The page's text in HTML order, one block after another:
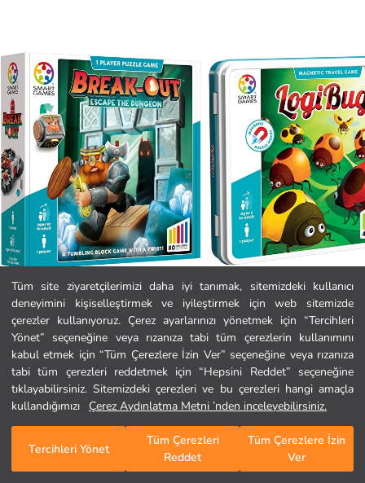
Tüm site ziyaretçilerimizi daha iyi tanımak, sitemizdeki kullanıcı
deneyimini kişiselleştirmek ve iyileştirmek için web sitemizde
çerezler kullanıyoruz. Çerez ayarlarınızı yönetmek için “Tercihleri
Yönet” seçeneğine veya rızanıza tabi tüm çerezlerin kullanımını
kabul etmek için “Tüm Çerezlere İzin Ver” seçeneğine veya rızanıza
tabi tüm çerezleri reddetmek için “Hepsini Reddet” seçeneğine
tıklayabilirsiniz. Sitemizdeki çerezleri ve bu çerezleri hangi amaçla
kullandığımızı
Çerez Aydınlatma Metni ’nden inceleyebilirsiniz.
Tercihleri Yönet
Tüm Çerezleri
Reddet
Tüm Çerezlere İzin
Ver
Ana Sayfa
Kategoriler
Sepetim
Smart Games
SmartGames Break-Out - Zindandan Kaçış
1.699,99 TL
Smart Games
SmartGames Logibugs
999,99 TL
/